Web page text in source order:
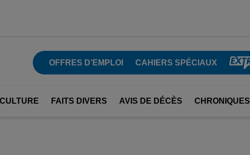
OFFRES D’EMPLOI CAHIERS SPÉCIAUX
CULTURE FAITS DIVERS AVIS DE DÉCÈS CHRONIQUES